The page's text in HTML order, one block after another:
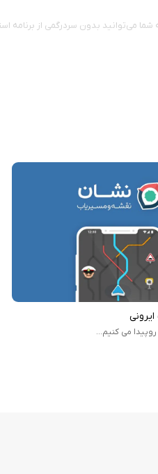
به حساب بیاید، برای اطلاعات بیشتر در
امکان می‌دهد به راحتی مقصد مورد نظر
می کنیم...